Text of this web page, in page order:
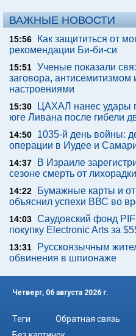
ВАЖНЫЕ НОВОСТИ
15:56
Как защититься от
рекомендации Би-би-си
15:51 Ученые показали
заговора, антисемитизмом
настроениями
15:30
ЦАХАЛ нанес удары
юге Ливана после гибели
14:50
1035-й день войны:
операции в Иудее и
14:37
В Израиле
сезоне смерть от
14:22
Бумажные карты и
объяснил успехи ВВС во
14:03 Саудовский фонд
покупку Electronic Arts за
13:31
Русскоязычным
обвинения в шпионаже
Четверг, 06 августа 2026 г.
Теги Обратная связь